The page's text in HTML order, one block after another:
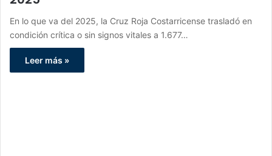
En lo que va del 2025, la Cruz Roja Costarricense trasladó en
condición crítica o sin signos vitales a 1.677…
Leer más »